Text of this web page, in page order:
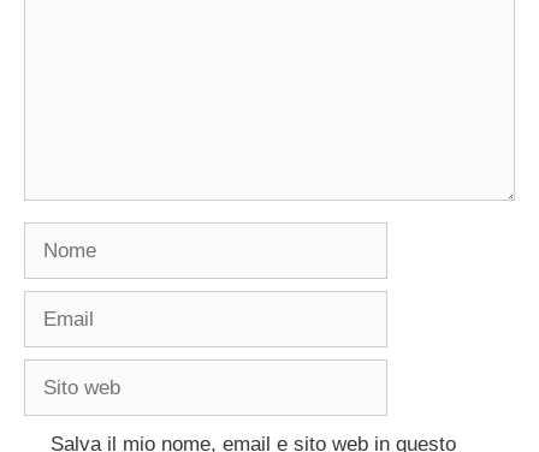
Nome
Email
Sito
Salva il mio nome, email e sito web in questo